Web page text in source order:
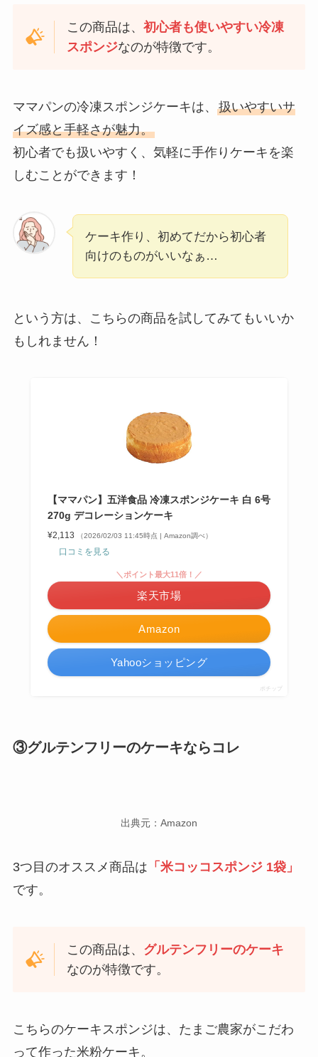
この商品は、初心者も使いやすい冷凍
スポンジなのが特徴です。
ママパンの冷凍スポンジケーキは、 扱いやすいサ
イズ感と手軽さが魅力。
初心者でも扱いやすく、気軽に手作りケーキを楽
しむことができます！
ケーキ作り、初めてだから初心者
向けのものがいいなぁ…
という方は、こちらの商品を試してみてもいいか
もしれません！
【ママパン】五洋食品 冷凍スポンジケーキ 白 6号
270g デコレーションケーキ
¥2,113 （2026/02/03 11:45時点 | Amazon調べ）
口コミを見る
Amazon
＼ポイント最大11倍！／
楽天市場
Yahooショッピング
ポチップ
③グルテンフリーのケーキならコレ
出典元：Amazon
3つ目のオススメ商品は 「米コッコスポンジ 1袋」
です。
この商品は、 グルテンフリーのケーキ
なのが特徴です。
こちらのケーキスポンジは、たまご農家がこだわ
って作った米粉ケーキ。